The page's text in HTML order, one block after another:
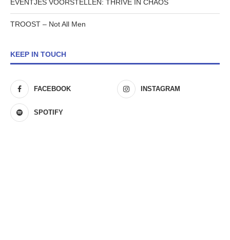
EVENTJES VOORSTELLEN: THRIVE IN CHAOS
TROOST – Not All Men
KEEP IN TOUCH
FACEBOOK INSTAGRAM
SPOTIFY